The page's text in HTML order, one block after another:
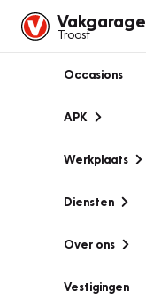
Vakgarage
Troost
Occasions
APK
Werkplaats
Diensten
Over ons
Vestigingen